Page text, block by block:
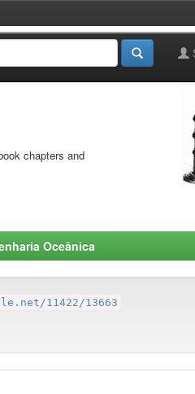
chapters and
Oceânica
11422/13663